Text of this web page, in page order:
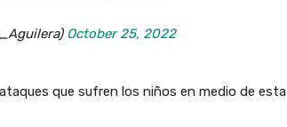
October 25, 2022
que sufren los niños en medio de esta